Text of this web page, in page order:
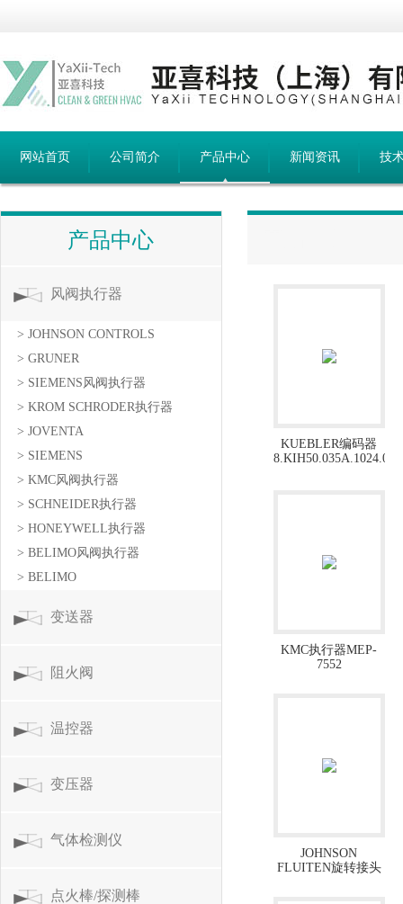
网站首页 公司简介 产品中心 新闻资讯 技
产品中心
风阀执行器
> JOHNSON CONTROLS
> GRUNER
> SIEMENS风阀执行器
> KROM SCHRODER执行器
> JOVENTA
> SIEMENS
> KMC风阀执行器
> SCHNEIDER执行器
> HONEYWELL执行器
> BELIMO风阀执行器
> BELIMO
变送器
阻火阀
温控器
变压器
气体检测仪
点火棒/探测棒
KUEBLER编码器
KMC执行器MEP-
7552
JOHNSON
FLUITEN旋转接头